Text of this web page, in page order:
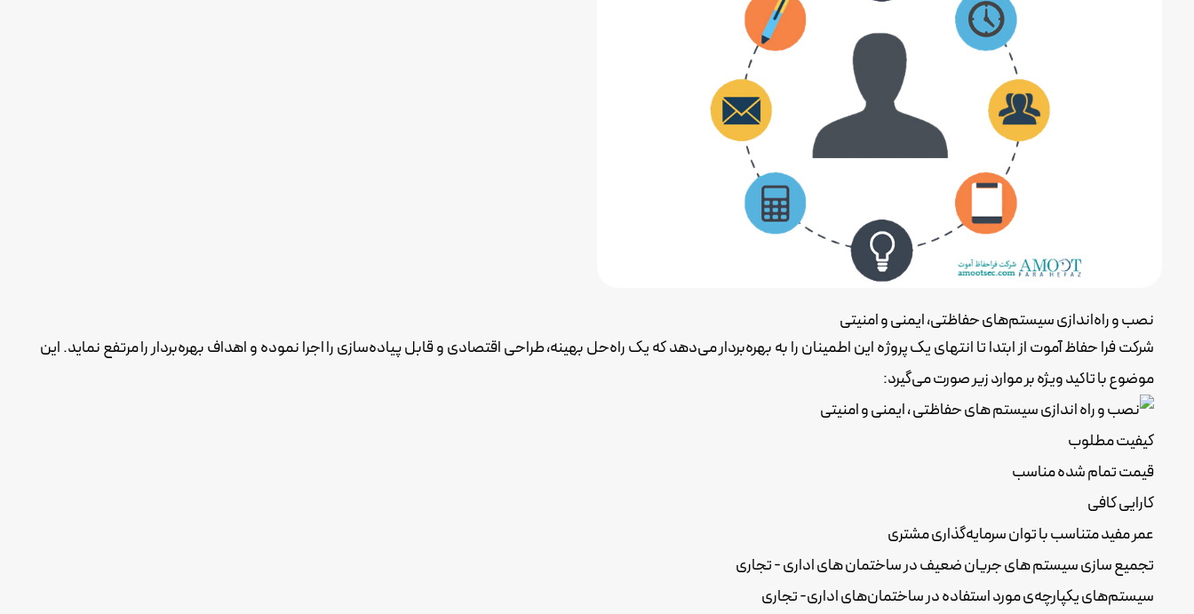
نصب و راه‌اندازی سیستم‌های حفاظتی، ایمنی و امنیتی
شرکت فرا حفاظ آموت از ابتدا تا انتهای یک پروژه این اطمینان را به بهره‌بردار می‌دهد که یک راه‌حل بهینه، طراحی اقتصادی و قابل پیاده‌سازی را اجرا نموده و اهداف بهره‌بردار را مرتفع نماید. این
موضوع با تاکید ویژه بر موارد زیر صورت می‌گیرد:
کیفیت مطلوب
قیمت تمام شده مناسب
کارایی کافی
عمر مفید متناسب با توان سرمایه‌گذاری مشتری
تجمیع سازی سیستم های جریان ضعیف در ساختمان های اداری - تجاری
سیستم‌های یکپارچه‌ی مورد استفاده در ساختمان‌های اداری- تجاری